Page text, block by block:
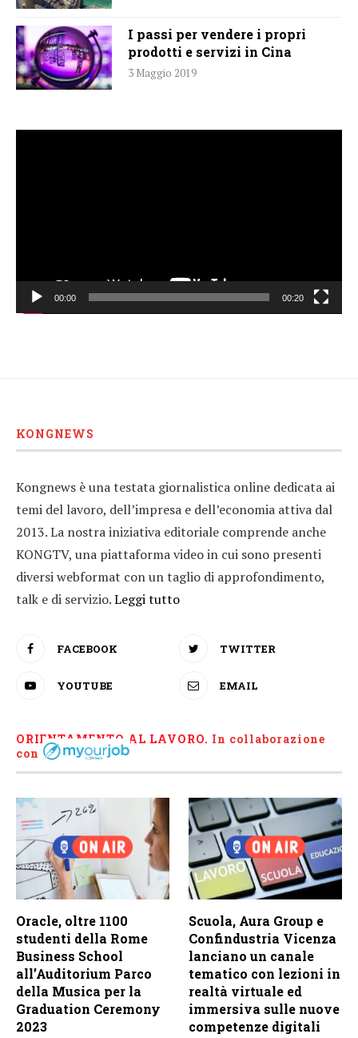
I passi per vendere i propri
prodotti e servizi in Cina
3 Maggio 2019
00:00 00:20
KONGNEWS
Kongnews è una testata giornalistica online dedicata ai
temi del lavoro, dell’impresa e dell’economia attiva dal
2013. La nostra iniziativa editoriale comprende anche
KONGTV, una piattaforma video in cui sono presenti
diversi webformat con un taglio di approfondimento,
talk e di servizio.Leggi tutto
FACEBOOK TWITTER
YOUTUBE EMAIL
ORIENTAMENTO AL LAVORO. In collaborazione
con
Oracle, oltre 1100
studenti della Rome
Business School
all’Auditorium Parco
della Musica per la
Graduation Ceremony
2023
Scuola, Aura Group e
Confindustria Vicenza
lanciano un canale
tematico con lezioni in
realtà virtuale ed
immersiva sulle nuove
competenze digitali